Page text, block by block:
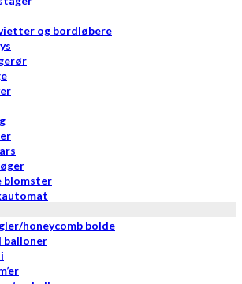
og bordløbere
blomster
honeycomb bolde
balloner